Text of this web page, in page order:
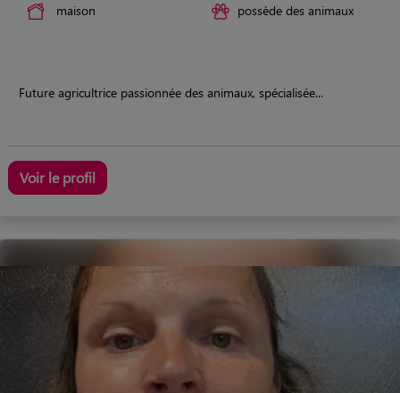
maison possède des animaux
Future agricultrice passionnée des animaux, spécialisée...
Voir le profil